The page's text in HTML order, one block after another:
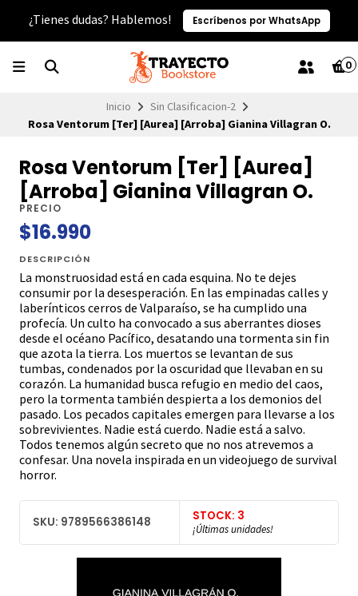
¿Tienes dudas? Hablemos! Escríbenos por WhatsApp
0
Inicio
Sin Clasificacion-2
Rosa Ventorum [Ter] [Aurea] [Arroba] Gianina Villagran O.
Rosa Ventorum [Ter] [Aurea]
[Arroba] Gianina Villagran O.
PRECIO
$16.990
DESCRIPCIÓN
La monstruosidad está en cada esquina. No te dejes
consumir por la desesperación. En las empinadas calles y
laberínticos cerros de Valparaíso, se ha cumplido una
profecía. Un culto ha convocado a sus aberrantes dioses
desde el océano Pacífico, desatando una tormenta sin fin
que azota la tierra. Los muertos se levantan de sus
tumbas, condenados por la oscuridad que llevaban en su
corazón. La humanidad busca refugio en medio del caos,
pero la tormenta también despierta a los demonios del
pasado. Los pecados capitales emergen para llevarse a los
sobrevivientes. Nadie está cuerdo. Nadie está a salvo.
Todos tenemos algún secreto que no nos atrevemos a
confesar. Una novela inspirada en un videojuego de survival
horror.
SKU: 9789566386148 STOCK: 3
¡Últimas unidades!